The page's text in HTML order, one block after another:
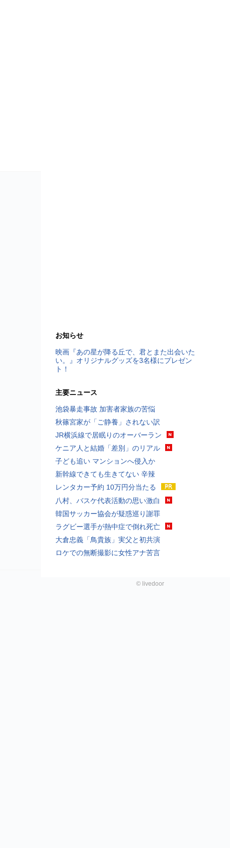
お知らせ
映画『あの星が降る丘で、君とまた出会いた
い。』オリジナルグッズを3名様にプレゼン
ト！
主要ニュース
池袋暴走事故 加害者家族の苦悩
秋篠宮家が「ご静養」されない訳
JR横浜線で居眠りのオーバーラン
ケニア人と結婚「差別」のリアル
子ども追い マンションへ侵入か
新幹線できても生きてない 辛辣
レンタカー予約 10万円分当たる
八村、バスケ代表活動の思い激白
韓国サッカー協会が疑惑巡り謝罪
ラグビー選手が熱中症で倒れ死亡
大倉忠義「鳥貴族」実父と初共演
ロケでの無断撮影に女性アナ苦言
© livedoor